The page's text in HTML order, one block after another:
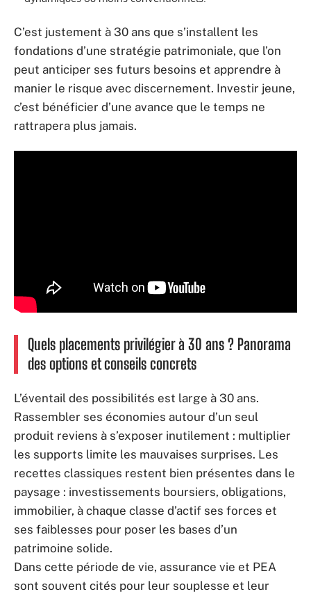
C’est justement à 30 ans que s’installent les
fondations d’une stratégie patrimoniale, que l’on
peut anticiper ses futurs besoins et apprendre à
manier le risque avec discernement. Investir jeune,
c’est bénéficier d’une avance que le temps ne
rattrapera plus jamais.
Quels placements privilégier à 30 ans ? Panorama
des options et conseils concrets
L’éventail des possibilités est large à 30 ans.
Rassembler ses économies autour d’un seul
produit reviens à s’exposer inutilement : multiplier
les supports limite les mauvaises surprises. Les
recettes classiques restent bien présentes dans le
paysage : investissements boursiers, obligations,
immobilier, à chaque classe d’actif ses forces et
ses faiblesses pour poser les bases d’un
patrimoine solide.
Dans cette période de vie, assurance vie et PEA
sont souvent cités pour leur souplesse et leur